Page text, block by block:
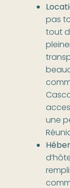
pas
tout
une